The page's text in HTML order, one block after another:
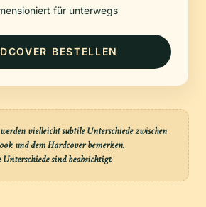
für unterwegs
BESTELLEN
vielleicht subtile Unterschiede zwischen
und dem Hardcover bemerken.
Unterschiede sind beabsichtigt.